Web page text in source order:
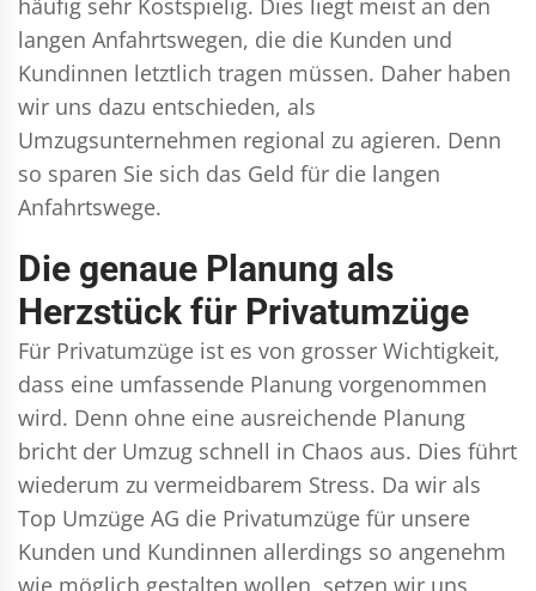
langen Anfahrtswegen, die die Kunden und
Kundinnen letztlich tragen müssen. Daher haben
wir uns dazu entschieden, als
Umzugsunternehmen regional zu agieren. Denn
so sparen Sie sich das Geld für die langen
Anfahrtswege.
Die genaue Planung als
Herzstück für Privatumzüge
Für Privatumzüge ist es von grosser Wichtigkeit,
dass eine umfassende Planung vorgenommen
wird. Denn ohne eine ausreichende Planung
bricht der Umzug schnell in Chaos aus. Dies führt
wiederum zu vermeidbarem Stress. Da wir als
Top Umzüge AG die Privatumzüge für unsere
Kunden und Kundinnen allerdings so angenehm
wie möglich gestalten wollen, setzen wir uns